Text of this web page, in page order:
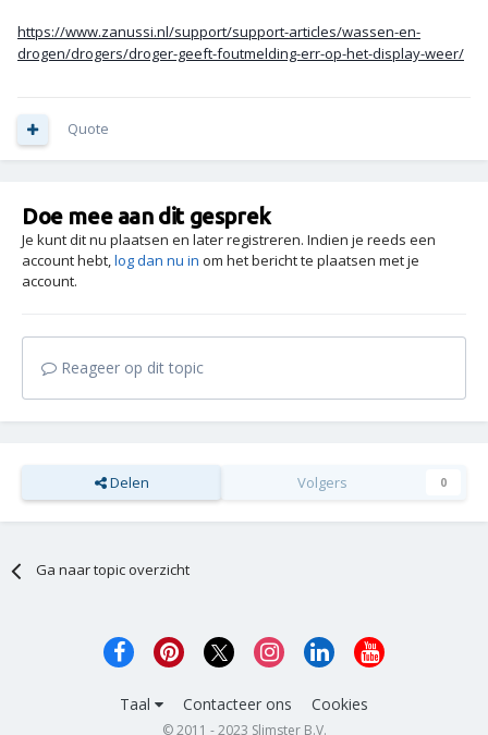
https://www.zanussi.nl/support/support-articles/wassen-en-
drogen/drogers/droger-geeft-foutmelding-err-op-het-display-weer/
Quote
Doe mee aan dit gesprek
Je kunt dit nu plaatsen en later registreren. Indien je reeds een
account hebt,log dan nu in om het bericht te plaatsen met je
account.
Reageer op dit topic
Delen Volgers 0
Ga naar topic overzicht
Taal Contacteer ons Cookies
© 2011 - 2023 Slimster B.V.